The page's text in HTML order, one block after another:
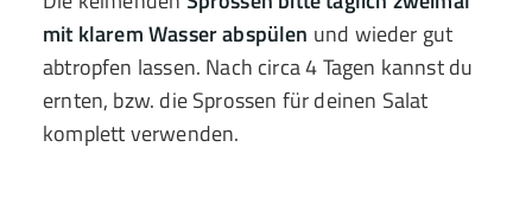
mit klarem Wasser abspülen und wieder gut
abtropfen lassen. Nach circa 4 Tagen kannst du
ernten, bzw. die Sprossen für deinen Salat
komplett verwenden.